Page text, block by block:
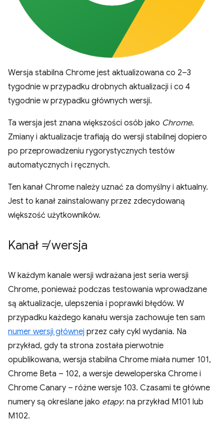
Wersja stabilna Chrome jest aktualizowana co 2–3
tygodnie w przypadku drobnych aktualizacji i co 4
tygodnie w przypadku głównych wersji.
Ta wersja jest znana większości osób jako Chrome.
Zmiany i aktualizacje trafiają do wersji stabilnej dopiero
po przeprowadzeniu rygorystycznych testów
automatycznych i ręcznych.
Ten kanał Chrome należy uznać za domyślny i aktualny.
Jest to kanał zainstalowany przez zdecydowaną
większość użytkowników.
Kanał ≠ wersja
W każdym kanale wersji wdrażana jest seria wersji
Chrome, ponieważ podczas testowania wprowadzane
są aktualizacje, ulepszenia i poprawki błędów. W
przypadku każdego kanału wersja zachowuje ten sam
numer wersji głównej przez cały cykl wydania. Na
przykład, gdy ta strona została pierwotnie
opublikowana, wersja stabilna Chrome miała numer 101,
Chrome Beta – 102, a wersje deweloperska Chrome i
Chrome Canary – różne wersje 103. Czasami te główne
numery są określane jako etapy: na przykład M101 lub
M102.